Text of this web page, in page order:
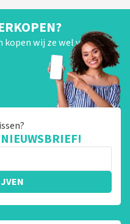
wij ze wel van je!